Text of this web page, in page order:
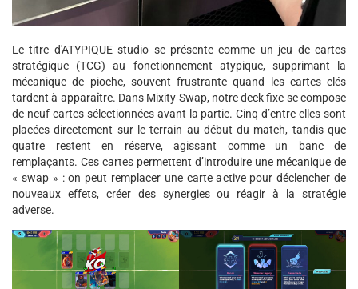
Le titre d'ATYPIQUE studio se présente comme un jeu de cartes
stratégique (TCG) au fonctionnement atypique, supprimant la
mécanique de pioche, souvent frustrante quand les cartes clés
tardent à apparaître. Dans Mixity Swap, notre deck fixe se compose
de neuf cartes sélectionnées avant la partie. Cinq d’entre elles sont
placées directement sur le terrain au début du match, tandis que
quatre restent en réserve, agissant comme un banc de
remplaçants. Ces cartes permettent d’introduire une mécanique de
« swap » : on peut remplacer une carte active pour déclencher de
nouveaux effets, créer des synergies ou réagir à la stratégie
adverse.